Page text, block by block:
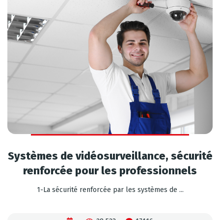
Systèmes de vidéosurveillance, sécurité
renforcée pour les professionnels
1-La sécurité renforcée par les systèmes de ...